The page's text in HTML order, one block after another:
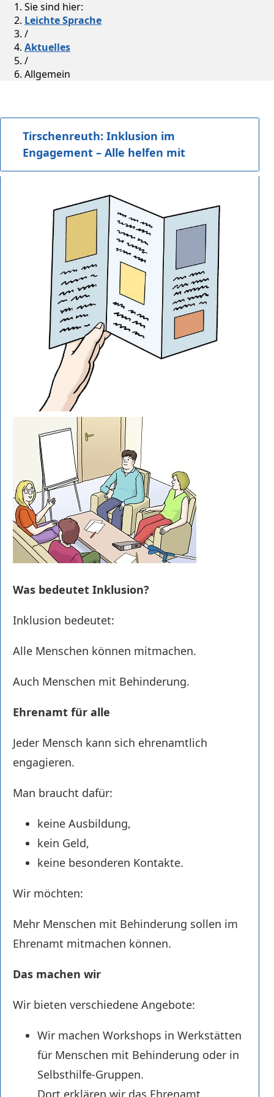
Sie sind hier:
Leichte Sprache
/
Aktuelles
/
Allgemein
Tirschenreuth: Inklusion im
Engagement – Alle helfen mit
Was bedeutet Inklusion?
Inklusion bedeutet:
Alle Menschen können mitmachen.
Auch Menschen mit Behinderung.
Ehrenamt für alle
Jeder Mensch kann sich ehrenamtlich
engagieren.
Man braucht dafür:
keine Ausbildung,
kein Geld,
keine besonderen Kontakte.
Wir möchten:
Mehr Menschen mit Behinderung sollen im
Ehrenamt mitmachen können.
Das machen wir
Wir bieten verschiedene Angebote:
Wir machen Workshops in Werkstätten
für Menschen mit Behinderung oder in
Selbsthilfe-Gruppen.
Dort erklären wir das Ehrenamt.